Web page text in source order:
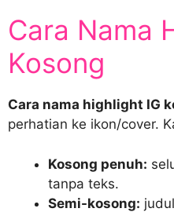
Cara Nama
Kosong
Cara nama highlight IG
perhatian ke ikon/cover.
Kosong penuh:
tanpa teks.
Semi-kosong: